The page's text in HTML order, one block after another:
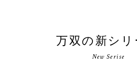
万双の新シリ
New Serise